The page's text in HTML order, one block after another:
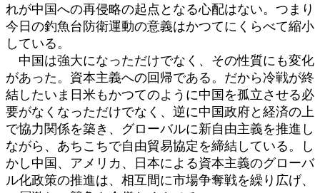
れが中国への再侵略の起点となる心配はない。つまり
今日の釣魚台防衛運動の意義はかつてにくらべて縮小
している。
中国は強大になっただけでなく、その性質にも変化
があった。資本主義への回帰である。だから冷戦が終
結したいま日米もかつてのように中国を孤立させる必
要がなくなっただけでなく、逆に中国政府と経済の上
で協力関係を築き、グローバルに新自由主義を推進し
ながら、あちこちで自由貿易協定を締結している。し
かし中国、アメリカ、日本による資本主義のグローバ
ル化政策の推進は、相互間に市場争奪戦を繰り広げ、